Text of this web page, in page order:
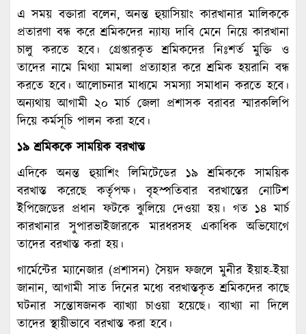
এ সময় বক্তারা বলেন, অনন্ত হুয়াসিয়াং কারখানার মালিককে
প্রতারণা বন্ধ করে শ্রমিকদের ন্যায্য দাবি মেনে নিয়ে কারখানা
চালু করতে হবে। গ্রেপ্তারকৃত শ্রমিকদের নিঃশর্ত মুক্তি ও
তাদের নামে মিথ্যা মামলা প্রত্যাহার করে শ্রমিক হয়রানি বন্ধ
করতে হবে। আলোচনার মাধ্যমে সমস্যা সমাধান করতে হবে।
অন্যথায় আগামী ২০ মার্চ জেলা প্রশাসক বরাবর স্মারকলিপি
দিয়ে কর্মসূচি পালন করা হবে।
১৯ শ্রমিককে সাময়িক বরখাস্ত
এদিকে অনন্ত হুয়াশিং লিমিটেডের ১৯ শ্রমিককে সাময়িক
বরখাস্ত করেছে কর্তৃপক্ষ। বৃহস্পতিবার বরখাস্তের নোটিশ
ইপিজেডের প্রধান ফটকে ঝুলিয়ে দেওয়া হয়। গত ১৪ মার্চ
কারখানার সুপারভাইজারকে মারধরসহ একাধিক অভিযোগে
তাদের বরখাস্ত করা হয়।
গার্মেন্টের ম্যানেজার (প্রশাসন) সৈয়দ ফজলে মুনীর ইয়াহ-ইয়া
জানান, আগামী সাত দিনের মধ্যে বরখাস্তকৃত শ্রমিকদের কাছে
ঘটনার সন্তোষজনক ব্যাখ্যা চাওয়া হয়েছে। ব্যাখ্যা না দিলে
তাদের স্থায়ীভাবে বরখাস্ত করা হবে।